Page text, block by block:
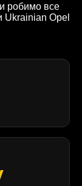
робимо все
Opel